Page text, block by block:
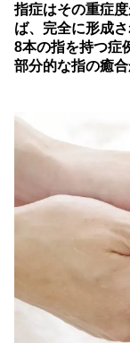
指症はその重症
ば、完全に形成
8本の指を持つ症
部分的な指の癒